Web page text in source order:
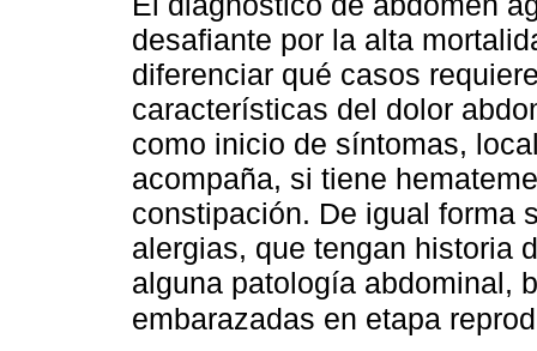
desafiante por la alta
diferenciar qué casos
características del dolor
como inicio de síntomas,
acompaña, si tiene
constipación. De igual forma
alergias, que tengan historia
alguna patología abdominal,
embarazadas en etapa